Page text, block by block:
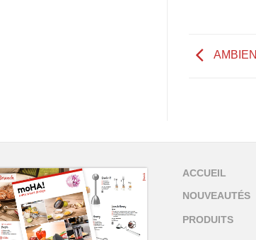
ACCUEIL
NOUVEAUTÉS
PRODUITS